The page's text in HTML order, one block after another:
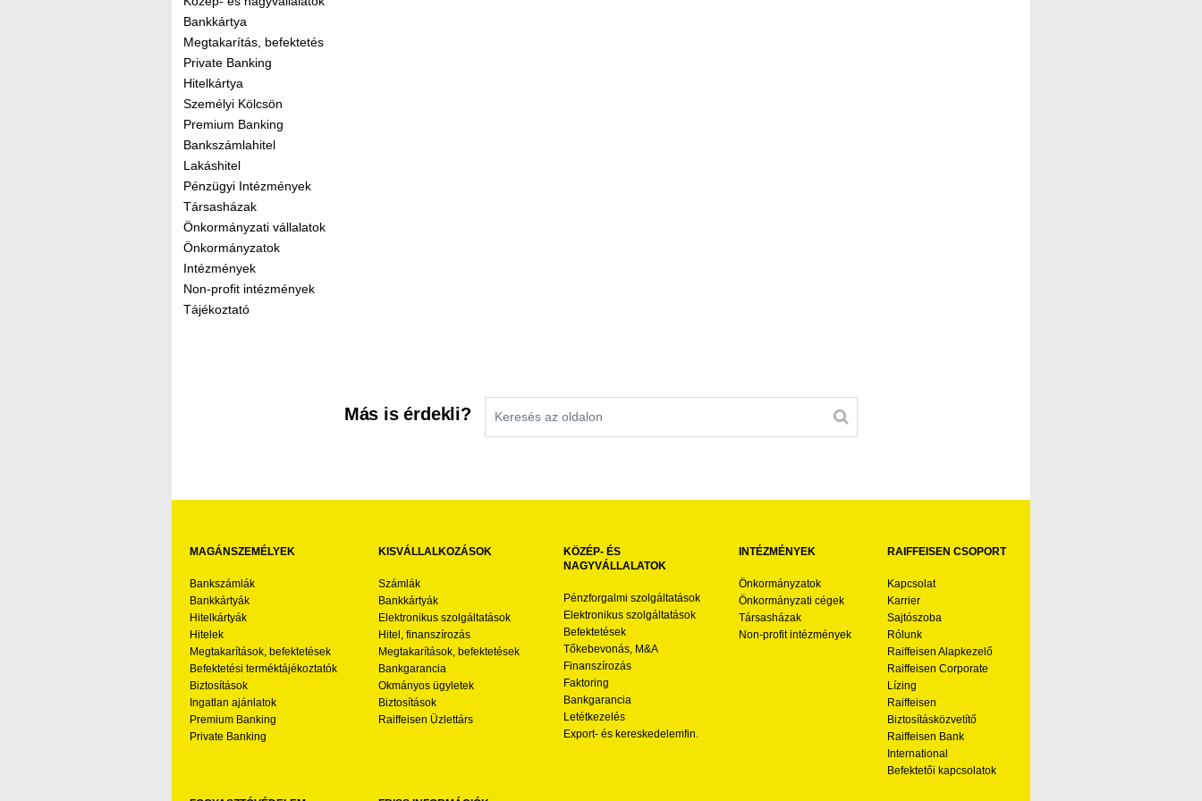
Bankkártya
Megtakarítás, befektetés
Private Banking
Hitelkártya
Személyi Kölcsön
Premium Banking
Bankszámlahitel
Lakáshitel
Pénzügyi Intézmények
Társasházak
Önkormányzati vállalatok
Önkormányzatok
Intézmények
Non-profit intézmények
Tájékoztató
Más is érdekli?
MAGÁNSZEMÉLYEK
Bankszámlák
Bankkártyák
Hitelkártyák
Hitelek
Megtakarítások, befektetések
Befektetési terméktájékoztatók
Biztosítások
Ingatlan ajánlatok
Premium Banking
Private Banking
KISVÁLLALKOZÁSOK
Számlák
Bankkártyák
Elektronikus szolgáltatások
Hitel, finanszírozás
Megtakarítások, befektetések
Bankgarancia
Okmányos ügyletek
Biztosítások
Raiffeisen Üzlettárs
KÖZÉP- ÉS
NAGYVÁLLALATOK
Pénzforgalmi szolgáltatások
Elektronikus szolgáltatások
Befektetések
Tőkebevonás, M&A
Finanszírozás
Faktoring
Bankgarancia
Letétkezelés
Export- és kereskedelemfin.
INTÉZMÉNYEK
Önkormányzatok
Önkormányzati cégek
Társasházak
Non-profit intézmények
RAIFFEISEN CSOPORT
Kapcsolat
Karrier
Sajtószoba
Rólunk
Raiffeisen Alapkezelő
Raiffeisen Corporate
Lízing
Raiffeisen
Biztosításközvetítő
Raiffeisen Bank
International
Befektetői kapcsolatok